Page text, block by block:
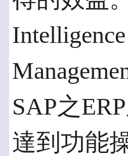
SAP之
達到功能